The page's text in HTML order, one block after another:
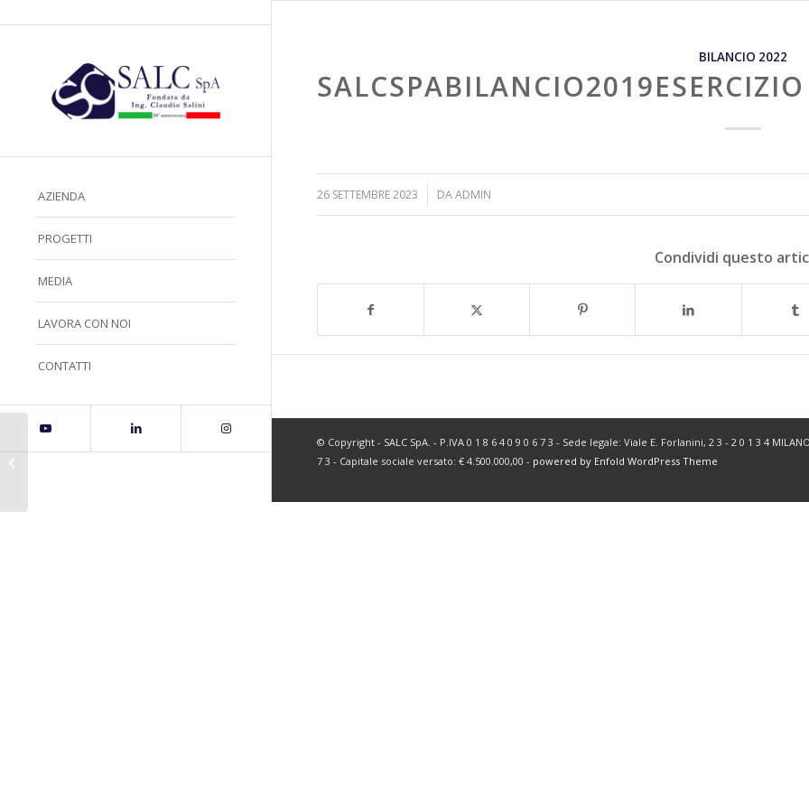
AZIENDA
PROGETTI
MEDIA
LAVORA CON NOI
CONTATTI
BILANCIO 2022
SALCSPABILANCIO2019ESERCIZIO
26 SETTEMBRE 2023
/ DAADMIN
Condividi questo
© Copyright - SALC SpA. - P.IVA 0 1 8 6 4 0 9 0 6 7 3 - Sede legale: Viale E. Forlanini, 2 3 - 2 0 1 3 4
7 3 - Capitale sociale versato: € 4.500.000,00 - powered by Enfold WordPress Theme